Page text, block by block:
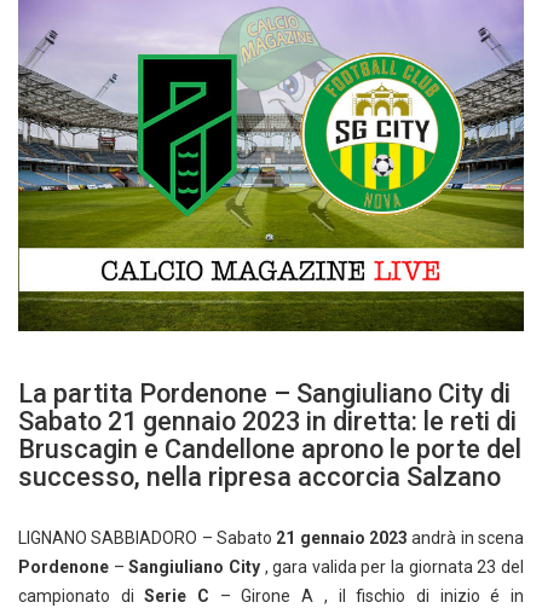
La partita Pordenone – Sangiuliano City di
Sabato 21 gennaio 2023 in diretta: le reti di
Bruscagin e Candellone aprono le porte del
successo, nella ripresa accorcia Salzano
LIGNANO SABBIADORO – Sabato 21 gennaio 2023 andrà in scena
Pordenone –Sangiuliano City, gara valida per la giornata 23 del
campionato di Serie C – Girone A , il fischio di inizio é in